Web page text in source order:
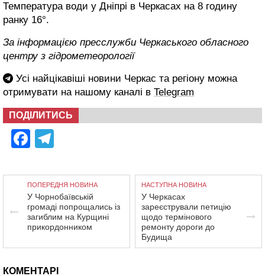
Температура води у Дніпрі в Черкасах на 8 годину
ранку 16°.
За інформацією пресслужби Черкаського обласного
центру з гідрометеорології
Усі найцікавіші новини Черкас та регіону можна
отримувати на нашому каналі в Telegram
ПОДІЛИТИСЬ
Facebook
ПОПЕРЕДНЯ НОВИНА
У Чорнобаївській
громаді попрощались із
загиблим на Курщині
прикордонником
НАСТУПНА НОВИНА
У Черкасах
зареєстрували петицію
щодо термінового
ремонту дороги до
Будища
КОМЕНТАРІ